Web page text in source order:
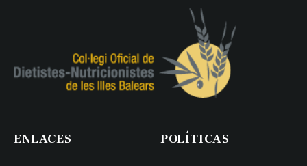
ENLACES POLÍTICAS